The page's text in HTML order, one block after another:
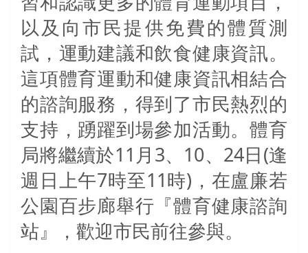
以及向市民提供免費的體質測
試，運動建議和飲食健康資訊。
這項體育運動和健康資訊相結合
的諮詢服務，得到了市民熱烈的
支持，踴躍到場參加活動。體育
局將繼續於11 月 3、 10、 24日(逢
週日上午7時至11時) ，在盧廉若
公園百步廊舉行『體育健康諮詢
站』，歡迎市民前往參與。